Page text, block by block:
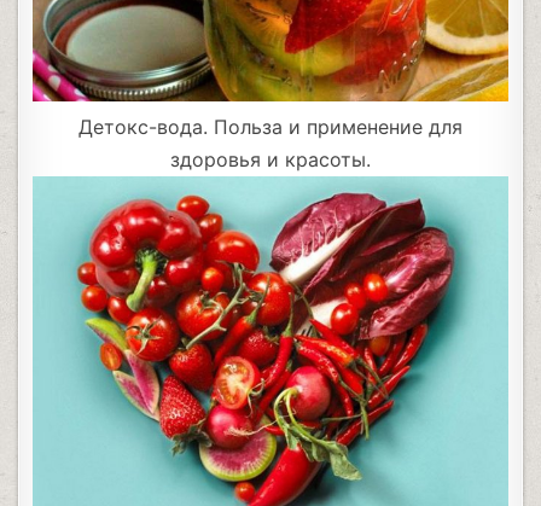
Детокс-вода. Польза и применение для
здоровья и красоты.